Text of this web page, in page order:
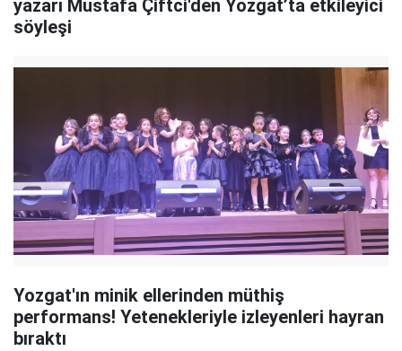
yazarı Mustafa Çiftci'den Yozgat’ta etkileyici
söyleşi
Yozgat'ın minik ellerinden müthiş
performans! Yetenekleriyle izleyenleri hayran
bıraktı